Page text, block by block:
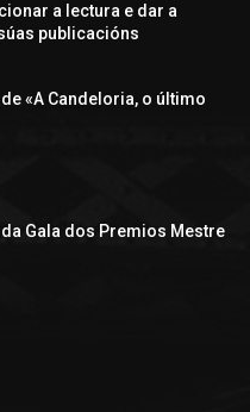
a lectura e dar a
publicacións
«A Candeloria, o último
Gala dos Premios Mestre